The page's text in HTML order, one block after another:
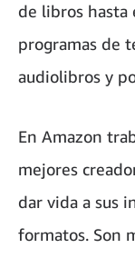
de libros hasta
programas de
audiolibros y
En Amazon
mejores
dar vida a sus
formatos. Son